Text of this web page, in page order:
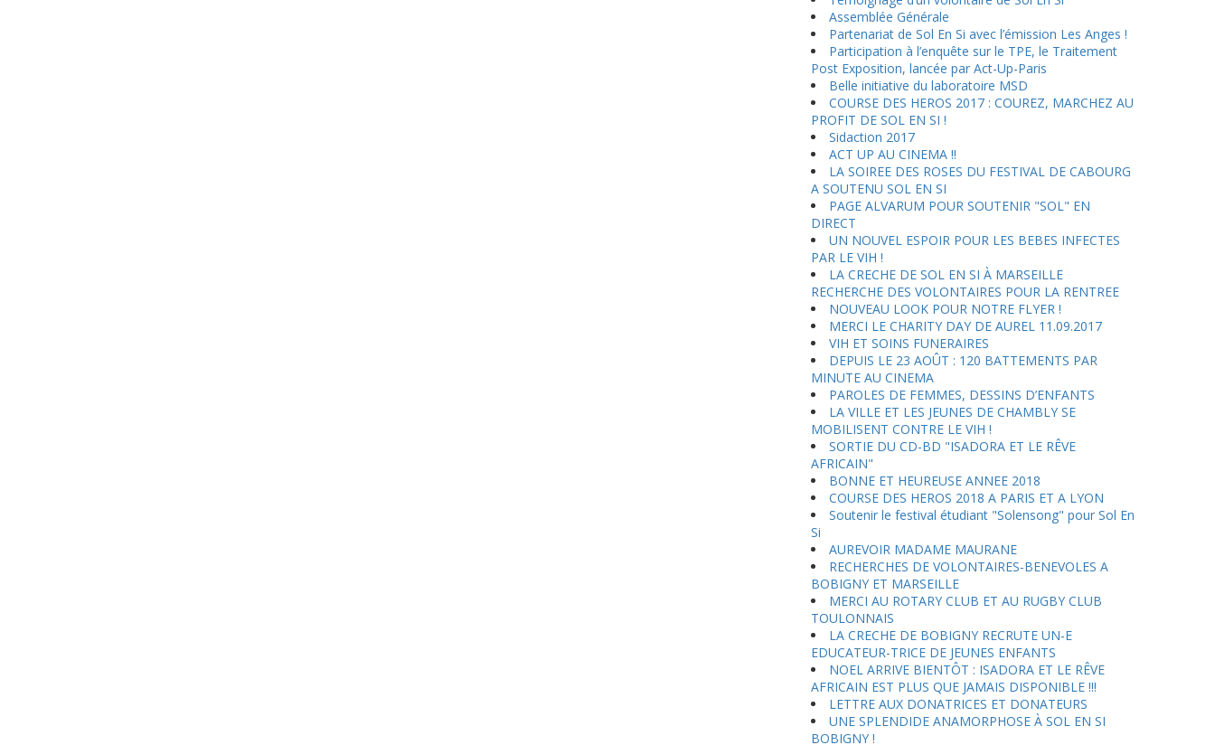
Assemblée Générale
Partenariat de Sol En Si avec l’émission Les Anges !
Participation à l’enquête sur le TPE, le Traitement
Post Exposition, lancée par Act-Up-Paris
Belle initiative du laboratoire MSD
COURSE DES HEROS 2017 : COUREZ, MARCHEZ AU
PROFIT DE SOL EN SI !
Sidaction 2017
ACT UP AU CINEMA !!
LA SOIREE DES ROSES DU FESTIVAL DE CABOURG
A SOUTENU SOL EN SI
PAGE ALVARUM POUR SOUTENIR "SOL" EN
DIRECT
UN NOUVEL ESPOIR POUR LES BEBES INFECTES
PAR LE VIH !
LA CRECHE DE SOL EN SI À MARSEILLE
RECHERCHE DES VOLONTAIRES POUR LA RENTREE
NOUVEAU LOOK POUR NOTRE FLYER !
MERCI LE CHARITY DAY DE AUREL 11.09.2017
VIH ET SOINS FUNERAIRES
DEPUIS LE 23 AOÛT : 120 BATTEMENTS PAR
MINUTE AU CINEMA
PAROLES DE FEMMES, DESSINS D’ENFANTS
LA VILLE ET LES JEUNES DE CHAMBLY SE
MOBILISENT CONTRE LE VIH !
SORTIE DU CD-BD "ISADORA ET LE RÊVE
AFRICAIN"
BONNE ET HEUREUSE ANNEE 2018
COURSE DES HEROS 2018 A PARIS ET A LYON
Soutenir le festival étudiant "Solensong" pour Sol En
Si
AUREVOIR MADAME MAURANE
RECHERCHES DE VOLONTAIRES-BENEVOLES A
BOBIGNY ET MARSEILLE
MERCI AU ROTARY CLUB ET AU RUGBY CLUB
TOULONNAIS
LA CRECHE DE BOBIGNY RECRUTE UN-E
EDUCATEUR-TRICE DE JEUNES ENFANTS
NOEL ARRIVE BIENTÔT : ISADORA ET LE RÊVE
AFRICAIN EST PLUS QUE JAMAIS DISPONIBLE !!!
LETTRE AUX DONATRICES ET DONATEURS
UNE SPLENDIDE ANAMORPHOSE À SOL EN SI
BOBIGNY !